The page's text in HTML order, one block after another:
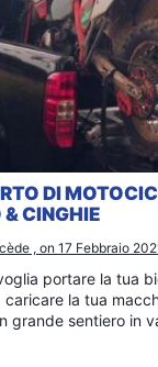
DI
CINGHIE
, on 17 Febbraio
portare la tua
caricare la tua
grande sentiero in